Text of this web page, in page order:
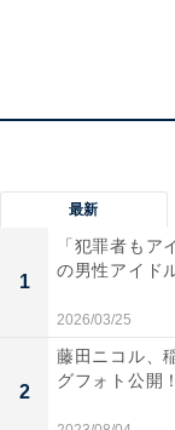
最新
1
「犯罪者も
の男性アイド
2026/03/25
2
藤田ニコル、
グフォト公開